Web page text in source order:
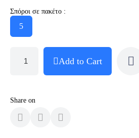
Σπόροι σε πακέτο :
5
Add to Cart
Share on